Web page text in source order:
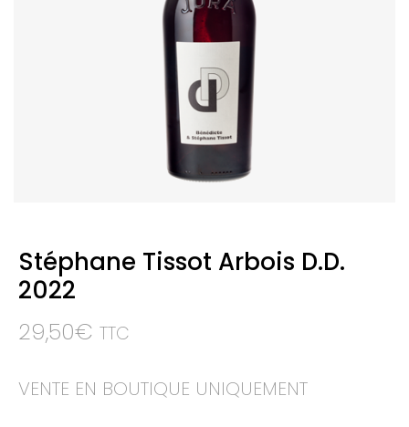
Stéphane Tissot Arbois D.D.
2022
29,50€ TTC
VENTE EN BOUTIQUE UNIQUEMENT